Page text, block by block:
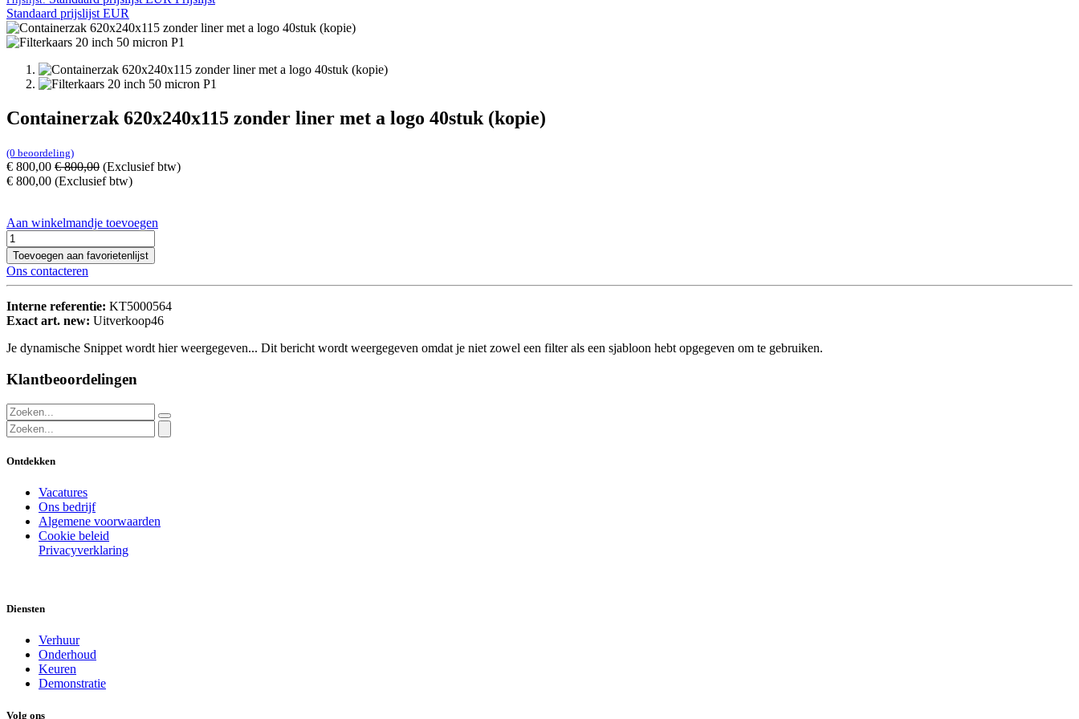
Standaard prijslijst EUR
Containerzak 620x240x115 zonder liner met a logo 40stuk (kopie)
(0 beoordeling)
€ 800,00 €800,00 (Exclusief btw)
€ 800,00 (Exclusief btw)
Aan winkelmandje toevoegen
Toevoegen aan favorietenlijst
Ons contacteren
Interne referentie: KT5000564
Exact art. new: Uitverkoop46
Je dynamische Snippet wordt hier weergegeven... Dit bericht wordt weergegeven omdat je niet zowel een filter als een sjabloon hebt opgegeven om te gebruiken.
Klantbeoordelingen
Ontdekken
Vacatures
Ons bedrijf
Algemene voorwaarden
Cookie beleid
Privacyverklaring
Diensten
Verhuur
Onderhoud
Keuren
Demonstratie
Volg ons